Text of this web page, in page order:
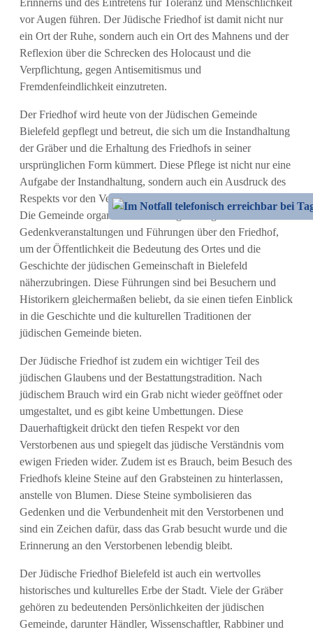
Erinnerns und des Eintretens für Toleranz und Menschlichkeit
vor Augen führen. Der Jüdische Friedhof ist damit nicht nur
ein Ort der Ruhe, sondern auch ein Ort des Mahnens und der
Reflexion über die Schrecken des Holocaust und die
Verpflichtung, gegen Antisemitismus und
Fremdenfeindlichkeit einzutreten.
Der Friedhof wird heute von der Jüdischen Gemeinde
Bielefeld gepflegt und betreut, die sich um die Instandhaltung
der Gräber und die Erhaltung des Friedhofs in seiner
ursprünglichen Form kümmert. Diese Pflege ist nicht nur eine
Aufgabe der Instandhaltung, sondern auch ein Ausdruck des
Respekts vor den Verstorbenen und der jüdischen Tradition.
Die Gemeinde organisiert zudem regelmäßig
Gedenkveranstaltungen und Führungen über den Friedhof,
um der Öffentlichkeit die Bedeutung des Ortes und die
Geschichte der jüdischen Gemeinschaft in Bielefeld
näherzubringen. Diese Führungen sind bei Besuchern und
Historikern gleichermaßen beliebt, da sie einen tiefen Einblick
in die Geschichte und die kulturellen Traditionen der
jüdischen Gemeinde bieten.
Der Jüdische Friedhof ist zudem ein wichtiger Teil des
jüdischen Glaubens und der Bestattungstradition. Nach
jüdischem Brauch wird ein Grab nicht wieder geöffnet oder
umgestaltet, und es gibt keine Umbettungen. Diese
Dauerhaftigkeit drückt den tiefen Respekt vor den
Verstorbenen aus und spiegelt das jüdische Verständnis vom
ewigen Frieden wider. Zudem ist es Brauch, beim Besuch des
Friedhofs kleine Steine auf den Grabsteinen zu hinterlassen,
anstelle von Blumen. Diese Steine symbolisieren das
Gedenken und die Verbundenheit mit den Verstorbenen und
sind ein Zeichen dafür, dass das Grab besucht wurde und die
Erinnerung an den Verstorbenen lebendig bleibt.
Der Jüdische Friedhof Bielefeld ist auch ein wertvolles
historisches und kulturelles Erbe der Stadt. Viele der Gräber
gehören zu bedeutenden Persönlichkeiten der jüdischen
Gemeinde, darunter Händler, Wissenschaftler, Rabbiner und